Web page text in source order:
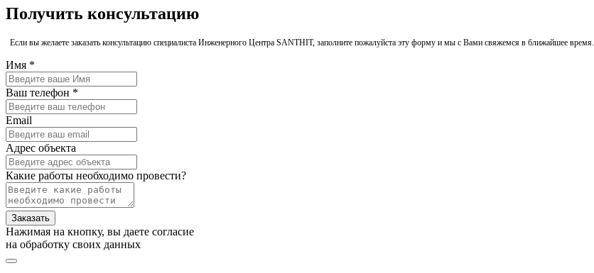
Получить консультацию
Если вы желаете заказать консультацию специалиста Инженерного Центра SANTHIT, заполните пожалуйста эту форму и мы с Вами свяжемся в ближайшее время.
Имя *
Ваш телефон *
Email
Адрес объекта
Какие работы необходимо провести?
Заказать
Нажимая на кнопку, вы даете согласие
на обработку своих данных